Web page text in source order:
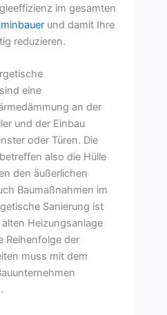
im gesamten
und damit Ihre
reduzieren.
eine
an der
und der Einbau
oder Türen. Die
also die Hülle
den äußerlichen
Baumaßnahmen im
Sanierung ist
Heizungsanlage
Reihenfolge der
muss mit dem